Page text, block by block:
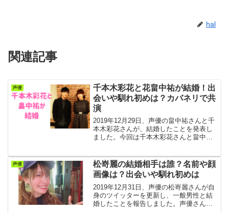
hal
関連記事
声優
千本木彩花と花畠中祐が結婚！出
会いや馴れ初めは？カバネリで共
演
2019年12月29日、声優の畠中祐さんと千
本木彩花さんが、結婚したことを発表し
ました。今回は千本木彩花さんと畠中祐
婚声優の畠中祐さんと千本木彩花さん
が、結婚したことを...
声優
松嵜麗の結婚相手は誰？名前や顔
画像は？出会いや馴れ初めは
2019年12月31日、声優の松嵜麗さんが自
身のツイッターを更新し、一般男性と結
婚したことを報告しました。声優さんも